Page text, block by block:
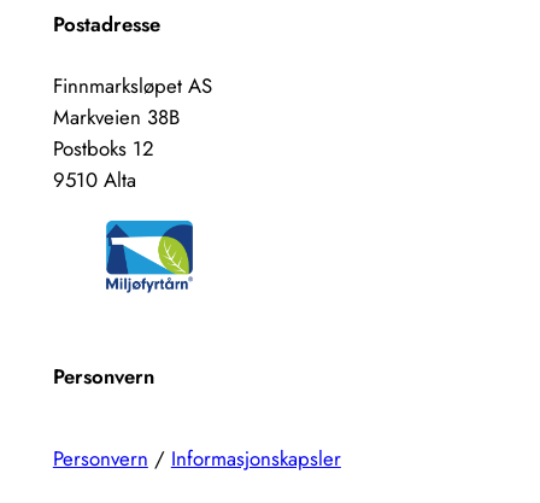
Postadresse
Finnmarksløpet AS
Markveien 38B
Postboks 12
9510 Alta
Personvern
Personvern / Informasjonskapsler